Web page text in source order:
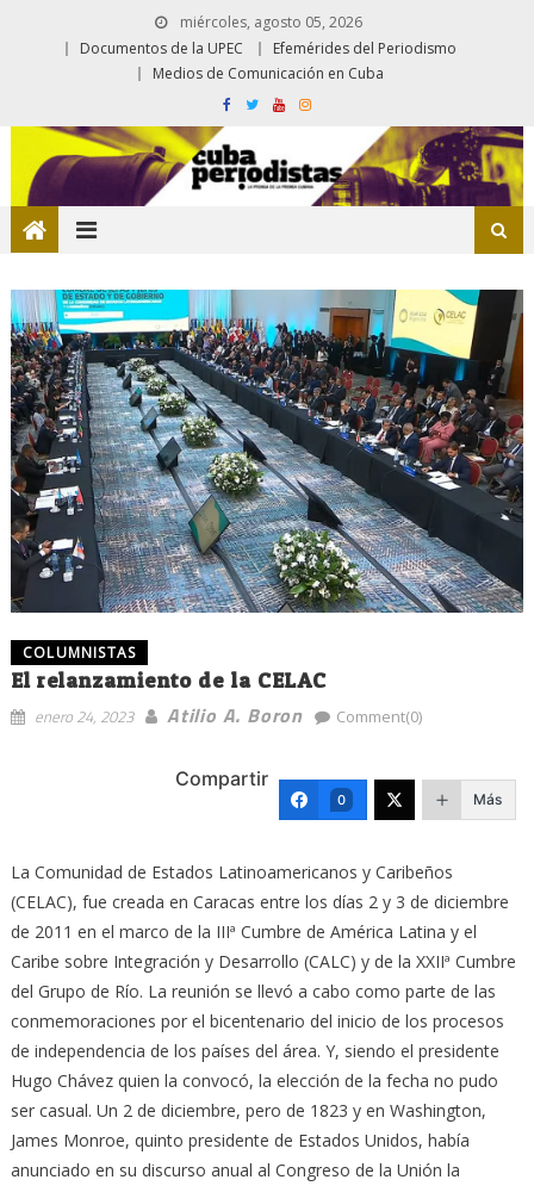
miércoles, agosto 05, 2026
Documentos de la UPEC
Efemérides del Periodismo
Medios de Comunicación en Cuba
COLUMNISTAS
El relanzamiento de la CELAC
enero 24, 2023 Atilio A. Boron Comment(0)
Compartir
0 Más
La Comunidad de Estados Latinoamericanos y Caribeños
(CELAC), fue creada en Caracas entre los días 2 y 3 de diciembre
de 2011 en el marco de la IIIª Cumbre de América Latina y el
Caribe sobre Integración y Desarrollo (CALC) y de la XXIIª Cumbre
del Grupo de Río. La reunión se llevó a cabo como parte de las
conmemoraciones por el bicentenario del inicio de los procesos
de independencia de los países del área. Y, siendo el presidente
Hugo Chávez quien la convocó, la elección de la fecha no pudo
ser casual. Un 2 de diciembre, pero de 1823 y en Washington,
James Monroe, quinto presidente de Estados Unidos, había
anunciado en su discurso anual al Congreso de la Unión la